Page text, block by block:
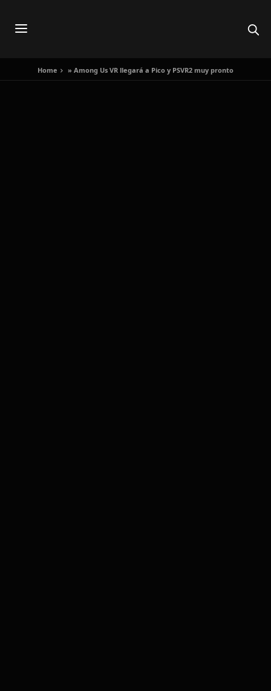
Home » Among Us VR llegará a Pico y PSVR2 muy pronto